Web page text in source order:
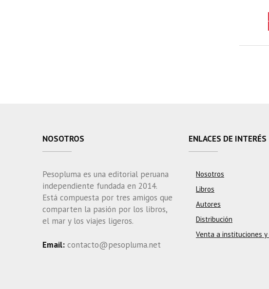
NOSOTROS
Pesopluma es una editorial peruana
independiente fundada en 2014.
Está compuesta por tres amigos que
comparten la pasión por los libros,
el mar y los viajes ligeros.
Email: contacto@pesopluma.net
ENLACES DE INTERÉS
Nosotros
Libros
Autores
Distribución
Venta a instituciones y